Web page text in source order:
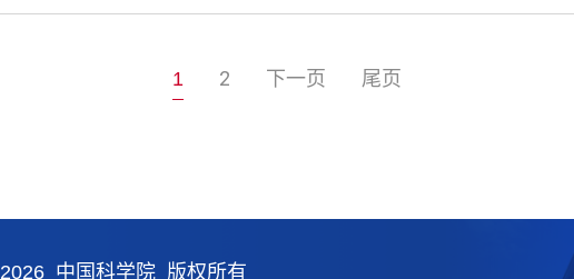
1 2 下一页 尾页
2026 中国科学院 版权所有